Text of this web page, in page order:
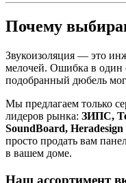
Почему
Звукоизоляция — это
мелочей. Ошибка в один
подобранный дюбель
Мы предлагаем только
лидеров рынка: ЗИПС,
SoundBoard, Heradesign
просто продать вам
в вашем доме.
Наш ассортимент